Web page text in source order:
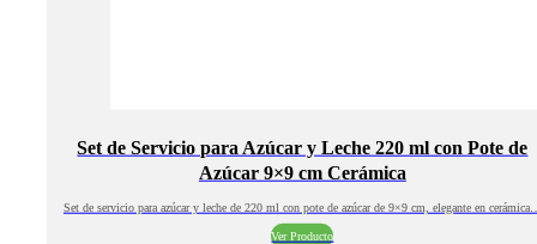
Set de Servicio para Azúcar y Leche 220 ml con Pote de
Azúcar 9×9 cm Cerámica
Set de servicio para azúcar y leche de 220 ml con pote de azúcar de 9×9 cm, elegante en
Ver Producto